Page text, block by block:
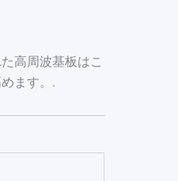
高周波基板はこ
ます。.